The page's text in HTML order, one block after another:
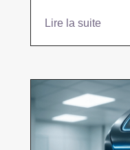
Lire la suite